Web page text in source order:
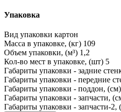
Упаковка
Вид упаковки картон
Масса в упаковке, (кг) 109
Объем упаковки, (м³) 1,2
Кол-во мест в упаковке, (шт) 5
Габариты упаковки - задние
Габариты упаковки - передние
Габариты упаковки - поддон, (см)
Габариты упаковки - запчасти,
Габариты упаковки - запчасти-2,